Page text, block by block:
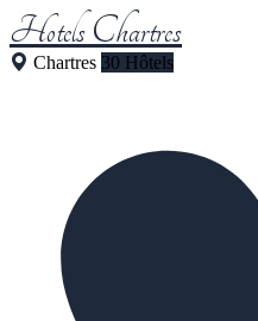
Hotels Chartres
Chartres 30 Hôtels